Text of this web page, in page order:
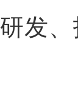
发